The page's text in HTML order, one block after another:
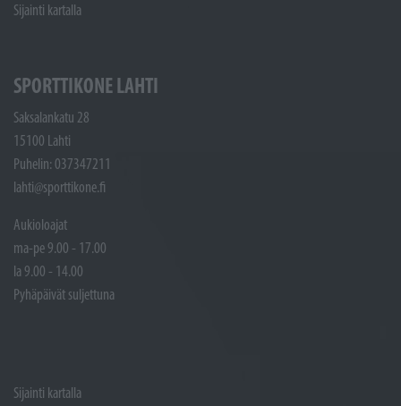
Sijainti kartalla
SPORTTIKONE LAHTI
Saksalankatu 28
15100 Lahti
Puhelin: 037347211
lahti@sporttikone.fi
Aukioloajat
ma-pe 9.00 - 17.00
la 9.00 - 14.00
Pyhäpäivät suljettuna
Sijainti kartalla